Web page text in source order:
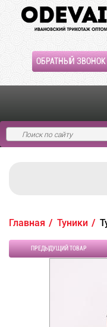
ОБРАТНЫЙ ЗВОНОК
Главная Туники
ПРЕДЫДУЩИЙ ТОВАР